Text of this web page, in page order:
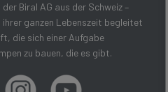
Biral AG aus der Schweiz –
ganzen Lebenszeit begleitet
die sich einer Aufgabe
zu bauen, die es gibt.